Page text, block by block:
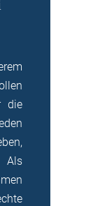
die
Als